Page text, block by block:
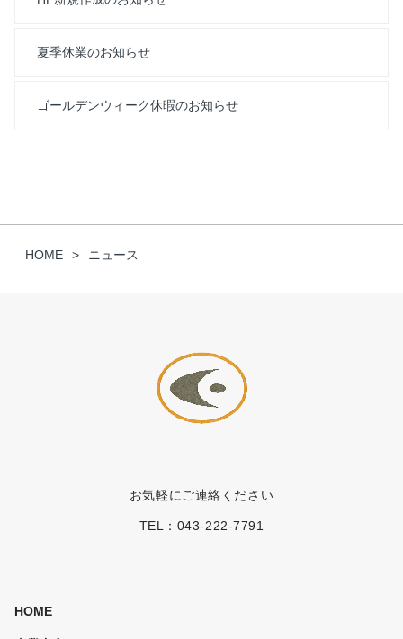
夏季休業のお知らせ
ゴールデンウィーク休暇のお知らせ
HOME ニュース
お気軽にご連絡ください
TEL： 043-222-7791
HOME